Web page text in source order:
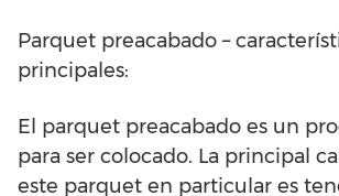
Parquet preacabado –
principales:
El parquet preacabado es un
para ser colocado. La principal
este parquet en particular es